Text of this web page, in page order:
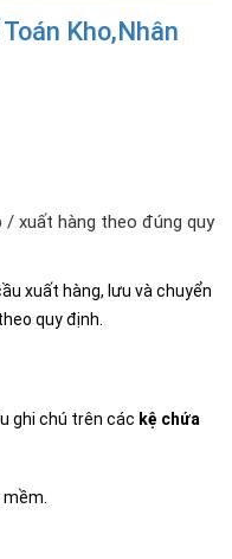
Kho,Nhân
/ xuất hàng theo đúng quy
xuất hàng, lưu và chuyển
quy định.
ghi chú trên các kệ chứa
mềm.